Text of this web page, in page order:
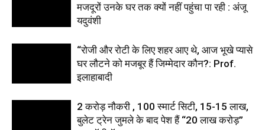
मजदूरों उनके घर तक क्यों नहीं पहुंचा पा रही : अंजू
यदुवंशी
“रोजी और रोटी के लिए शहर आए थे, आज भूखे प्यासे
घर लौटने को मजबूर हैं जिम्मेदार कौन?: Prof.
इलाहाबादी
2 करोड़ नौकरी , 100 स्मार्ट सिटी, 15-15 लाख,
बुलेट ट्रेन जुमले के बाद पेश हैं “20 लाख करोड़”